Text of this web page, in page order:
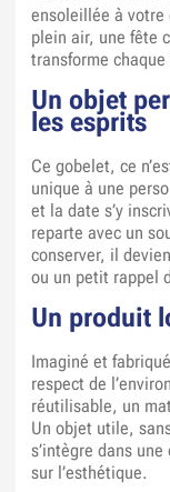
ensoleillée à votre
plein air, une fête
transforme
Un objet
les esprits
Ce gobelet, ce
unique à une
et la date s’y
reparte avec un
conserver, il
ou un petit rappel
Un produit
Imaginé et
respect de
réutilisable, un
Un objet utile,
s’intègre dans
sur l’esthétique.